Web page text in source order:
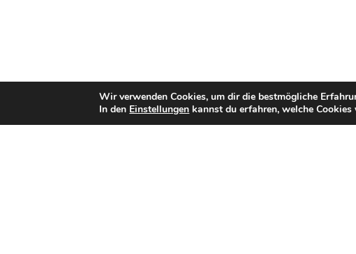
Wir verwenden Cookies, um dir die bestmögliche
In den Einstellungen kannst du erfahren, welche